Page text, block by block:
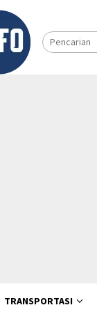
TRANSPORTASI